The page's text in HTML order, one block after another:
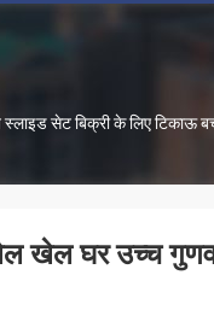
सेट बिक्री के लिए टिकाऊ
खेल घर उच्च